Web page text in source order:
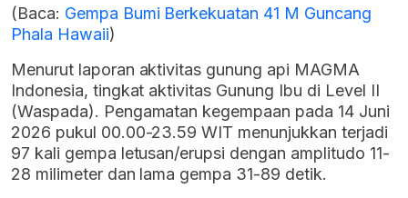
(Baca: Gempa Bumi Berkekuatan 41 M Guncang
Phala Hawaii)
Menurut laporan aktivitas gunung api MAGMA
Indonesia, tingkat aktivitas Gunung Ibu di Level II
(Waspada). Pengamatan kegempaan pada 14 Juni
2026 pukul 00.00-23.59 WIT menunjukkan terjadi
97 kali gempa letusan/erupsi dengan amplitudo 11-
28 milimeter dan lama gempa 31-89 detik.